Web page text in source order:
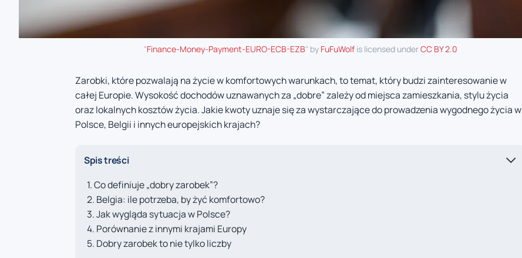
"Finance-Money-Payment-EURO-ECB-EZB" by FuFuWolf is licensed underCC BY 2.0
Zarobki, które pozwalają na życie w komfortowych warunkach, to temat, który budzi zainteresowanie w
całej Europie. Wysokość dochodów uznawanych za „dobre” zależy od miejsca zamieszkania, stylu życia
oraz lokalnych kosztów życia. Jakie kwoty uznaje się za wystarczające do prowadzenia wygodnego życia w
Polsce, Belgii i innych europejskich krajach?
Spis treści
Co definiuje „dobry zarobek”?
Belgia: ile potrzeba, by żyć komfortowo?
Jak wygląda sytuacja w Polsce?
Porównanie z innymi krajami Europy
Dobry zarobek to nie tylko liczby